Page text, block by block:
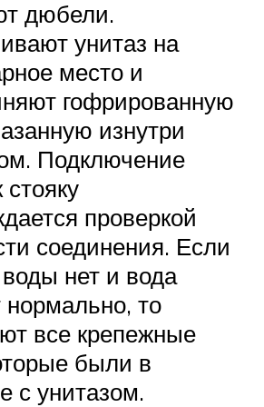
дюбели.
унитаз на
место и
гофрированную
изнутри
Подключение
стояку
проверкой
соединения. Если
воды нет и вода
нормально, то
все крепежные
были в
с унитазом.